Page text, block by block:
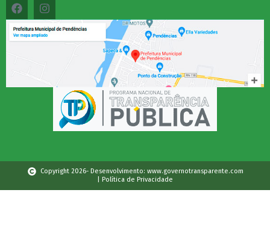
Copyright 2026- Desenvolvimento: www.governotransparente.com
| Política de Privacidade